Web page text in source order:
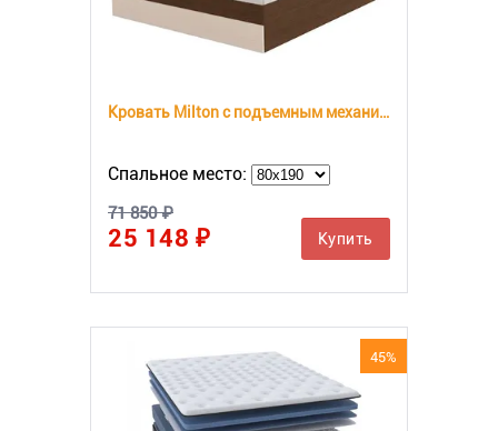
Кровать Milton с подъемным механизмом
Спальное место:
71 850 ₽
25 148 ₽ Купить
45%